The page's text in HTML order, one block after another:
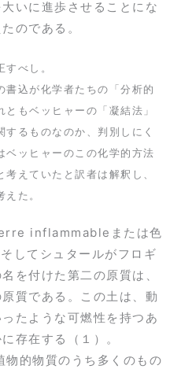
いに進歩させることにな
のである。
すべし。
込が化学者たちの「分析的
もベッヒャーの「凝結法」
るものなのか、判別しにく
ベッヒャーのこの化学的方法
えていたと訳者は解釈し、
た。
inflammableまたは色
してシュタールがフロギ
を付けた第二の原質は、
質である。この土は、動
たような可燃性を持つあ
存在する（１）。
物的物質のうち多くのもの